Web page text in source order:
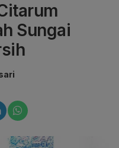
Sungai